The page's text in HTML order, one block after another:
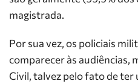
magistrada.
Por sua vez, os policiais
comparecer às audiências,
Civil, talvez pelo fato de